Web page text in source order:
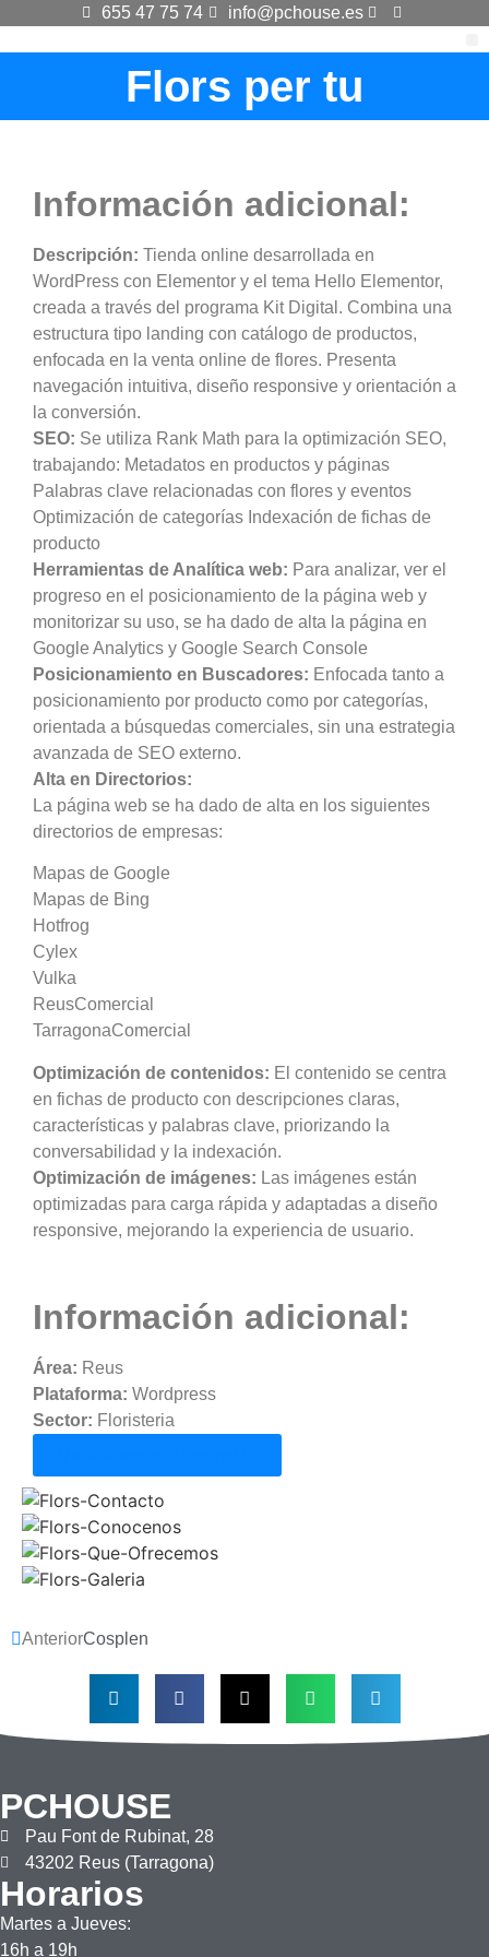
655 47 75 74 info@pchouse.es
Flors per tu
Información adicional:
Descripción: Tienda online desarrollada en
WordPress con Elementor y el tema Hello Elementor,
creada a través del programa Kit Digital. Combina una
estructura tipo landing con catálogo de productos,
enfocada en la venta online de flores. Presenta
navegación intuitiva, diseño responsive y orientación a
la conversión.
SEO: Se utiliza Rank Math para la optimización SEO,
trabajando: Metadatos en productos y páginas
Palabras clave relacionadas con flores y eventos
Optimización de categorías Indexación de fichas de
producto
Herramientas de Analítica web: Para analizar, ver el
progreso en el posicionamiento de la página web y
monitorizar su uso, se ha dado de alta la página en
Google Analytics y Google Search Console
Posicionamiento en Buscadores: Enfocada tanto a
posicionamiento por producto como por categorías,
orientada a búsquedas comerciales, sin una estrategia
avanzada de SEO externo.
Alta en Directorios:
La página web se ha dado de alta en los siguientes
directorios de empresas:
Mapas de Google
Mapas de Bing
Hotfrog
Cylex
Vulka
ReusComercial
TarragonaComercial
Optimización de contenidos: El contenido se centra
en fichas de producto con descripciones claras,
características y palabras clave, priorizando la
conversabilidad y la indexación.
Optimización de imágenes: Las imágenes están
optimizadas para carga rápida y adaptadas a diseño
responsive, mejorando la experiencia de usuario.
Información adicional:
Área: Reus
Plataforma: Wordpress
Sector: Floristeria
AnteriorCosplen
PCHOUSE
Pau Font de Rubinat, 28
43202 Reus (Tarragona)
Horarios
Martes a Jueves:
16h a 19h